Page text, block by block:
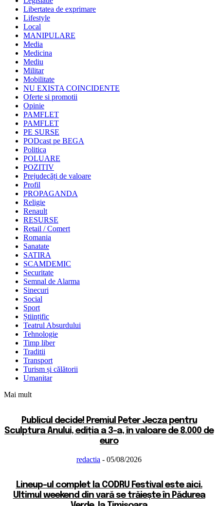
Libertatea de exprimare
Lifestyle
Local
MANIPULARE
Media
Medicina
Mediu
Militar
Mobilitate
NU EXISTA COINCIDENTE
Oferte si promotii
Opinie
PAMFLET
PAMFLET
PE SURSE
PODcast pe BEGA
Politica
POLUARE
POZITIV
Prejudecăți de valoare
Profil
PROPAGANDA
Religie
Renault
RESURSE
Retail / Comert
Romania
Sanatate
SATIRA
SCAMDEMIC
Securitate
Semnal de Alarma
Sinecuri
Social
Sport
Științific
Teatrul Absurdului
Tehnologie
Timp liber
Traditii
Transport
Turism și călătorii
Umanitar
Mai mult
Publicul decide! Premiul Peter Jecza pentru
Sculptura Anului, ediția a 3-a, în valoare de 8.000 de
euro
redactia - 05/08/2026
Lineup-ul complet la CODRU Festival este aici.
Ultimul weekend din vară se trăiește în Pădurea